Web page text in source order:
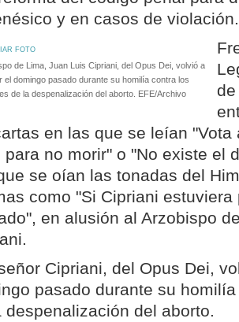
y en casos de violación.
FOTO
de Lima, Juan Luis Cipriani, del Opus Dei, volvió a
el domingo pasado durante su homilía contra los
de la despenalización del aborto. EFE/Archivo
en las que se leían "Vota
para no morir" o "No existe el
se oían las tonadas del
como "Si Cipriani
en alusión al Arzobispo
Cipriani, del Opus Dei,
pasado durante su
despenalización del aborto.